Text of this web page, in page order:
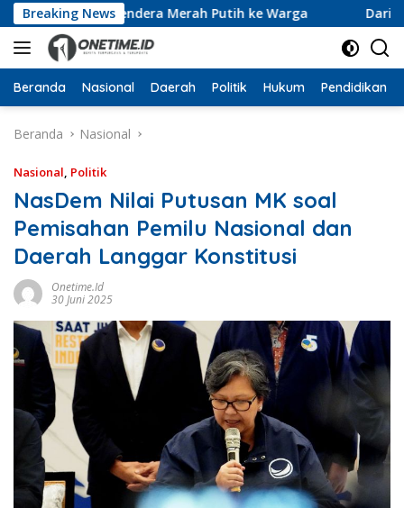
Langsung
ke
konten
Breaking News
10 Ribu Bendera Merah Putih ke Warga Dari Ruang
Beranda Nasional Daerah Politik Hukum Pendidikan
Beranda Nasional
Nasional, Politik
NasDem Nilai Putusan MK soal
Pemisahan Pemilu Nasional dan
Daerah Langgar Konstitusi
Onetime.id
30 Juni 2025